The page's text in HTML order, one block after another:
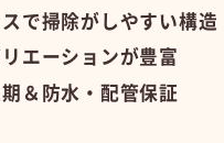
で掃除がしやすい構造
エーションが豊富
＆防水・配管保証